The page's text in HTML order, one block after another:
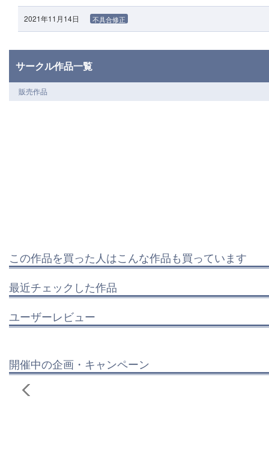
2021年11月14日 不具合修正
サークル作品一覧
販売作品
この作品を買った人はこんな作品も買っています
最近チェックした作品
ユーザーレビュー
開催中の企画・キャンペーン